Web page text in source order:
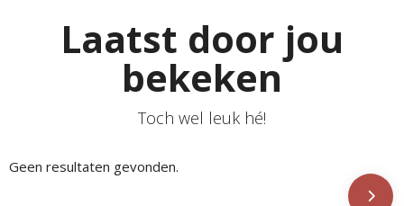
Laatst door jou
bekeken
Toch wel leuk hé!
Geen resultaten gevonden.